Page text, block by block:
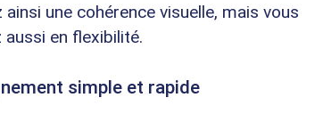
une cohérence visuelle, mais vous
aussi en flexibilité.
simple et rapide